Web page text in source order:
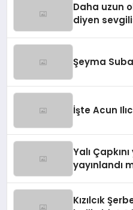
Daha uzun
diyen
Şeyma
İşte Acun
Yalı
yayınlandı
Kızılcık